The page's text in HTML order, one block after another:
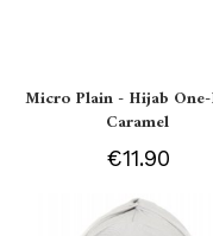
Micro Plain - Hijab
Caramel
€11.90